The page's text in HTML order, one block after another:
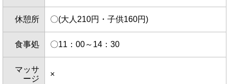
休憩所 〇(大人210円・子供160円)
食事処 〇11：00～14：30
マッサ
ージ
×